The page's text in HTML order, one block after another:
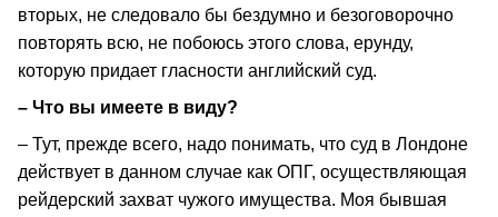
вторых, не следовало бы бездумно и безоговорочно
повторять всю, не побоюсь этого слова, ерунду,
которую придает гласности английский суд.
– Что вы имеете в виду?
– Тут, прежде всего, надо понимать, что суд в Лондоне
действует в данном случае как ОПГ, осуществляющая
рейдерский захват чужого имущества. Моя бывшая